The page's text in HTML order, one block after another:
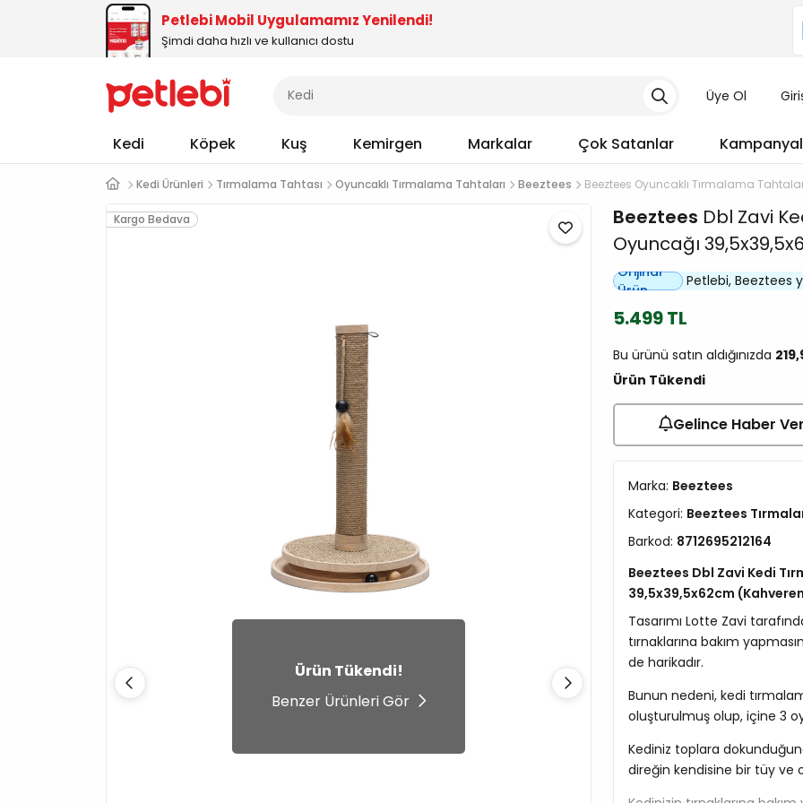
Petlebi Mobil Uygulamamız Yenilendi!
Şimdi daha hızlı ve kullanıcı dostu
Üye Ol
Kedi Köpek Kuş Kemirgen Markalar Çok Satanlar
Kedi Ürünleri Tırmalama Tahtası Oyuncaklı Tırmalama Tahtaları Beeztees Beeztees Oyuncaklı Tırmalama
Ürün Tükendi!
Benzer Ürünleri Gör
Kargo Bedava Beeztees Dbl Zavi
Oyuncağı
Orijinal
Ürün
Petlebi, Beeztees
5.499 TL
Bu ürünü satın aldığınızda
Ürün Tükendi
Gelince Haber
Marka: Beeztees
Kategori: Beeztees
Barkod: 8712695212164
Beeztees Dbl Zavi Kedi
39,5x39,5x62cm
Tasarımı Lotte Zavi
tırnaklarına bakım
de harikadır.
Bunun nedeni, kedi
oluşturulmuş olup, içine 3
Kediniz toplara
direğin kendisine bir tüy ve